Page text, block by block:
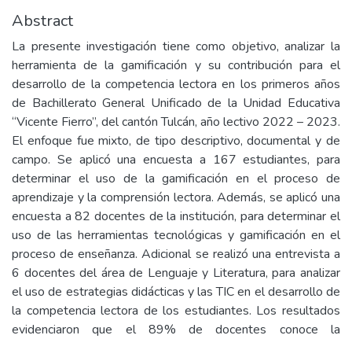
Abstract
La presente investigación tiene como objetivo, analizar la
herramienta de la gamificación y su contribución para el
desarrollo de la competencia lectora en los primeros años
de Bachillerato General Unificado de la Unidad Educativa
“Vicente Fierro”, del cantón Tulcán, año lectivo 2022 – 2023.
El enfoque fue mixto, de tipo descriptivo, documental y de
campo. Se aplicó una encuesta a 167 estudiantes, para
determinar el uso de la gamificación en el proceso de
aprendizaje y la comprensión lectora. Además, se aplicó una
encuesta a 82 docentes de la institución, para determinar el
uso de las herramientas tecnológicas y gamificación en el
proceso de enseñanza. Adicional se realizó una entrevista a
6 docentes del área de Lenguaje y Literatura, para analizar
el uso de estrategias didácticas y las TIC en el desarrollo de
la competencia lectora de los estudiantes. Los resultados
evidenciaron que el 89% de docentes conoce la